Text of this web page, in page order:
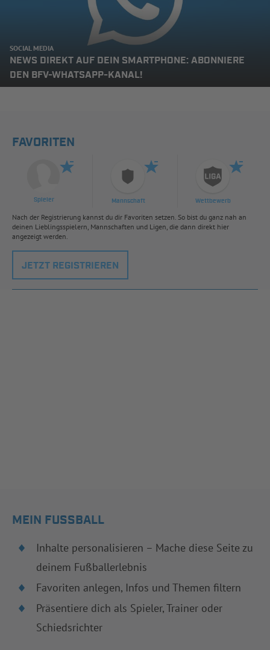
SOCIAL MEDIA
NEWS DIREKT AUF DEIN SMARTPHONE: ABONNIERE
DEN BFV-WHATSAPP-KANAL!
FAVORITEN
Spieler Mannschaft Wettbewerb
Nach der Registrierung kannst du dir Favoriten setzen. So bist du ganz nah an
deinen Lieblingsspielern, Mannschaften und Ligen, die dann direkt hier
angezeigt werden.
JETZT REGISTRIEREN
MEIN FUSSBALL
Inhalte personalisieren – Mache diese Seite zu
deinem Fußballerlebnis
Favoriten anlegen, Infos und Themen filtern
Präsentiere dich als Spieler, Trainer oder
Schiedsrichter